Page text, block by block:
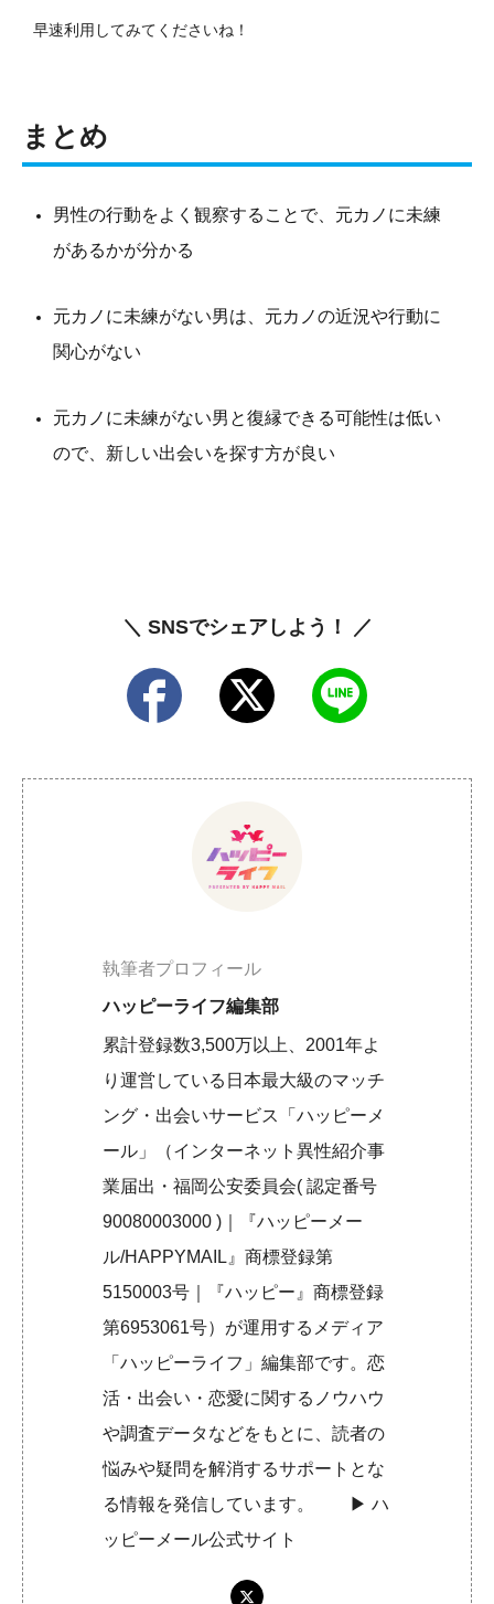
早速利用してみてくださいね！
まとめ
男性の行動をよく観察することで、元カノに未練
があるかが分かる
元カノに未練がない男は、元カノの近況や行動に
関心がない
元カノに未練がない男と復縁できる可能性は低い
ので、新しい出会いを探す方が良い
＼ SNSでシェアしよう！ ／
執筆者プロフィール
ハッピーライフ編集部
累計登録数3,500万以上、2001年よ
り運営している日本最大級のマッチ
ング・出会いサービス「ハッピーメ
ール」（インターネット異性紹介事
業届出・福岡公安委員会( 認定番号
90080003000 )｜『ハッピーメー
ル/HAPPYMAIL』商標登録第
5150003号｜『ハッピー』商標登録
第6953061号）が運用するメディア
「ハッピーライフ」編集部です。恋
活・出会い・恋愛に関するノウハウ
や調査データなどをもとに、読者の
悩みや疑問を解消するサポートとな
る情報を発信しています。 ▶︎ハ
ッピーメール公式サイト